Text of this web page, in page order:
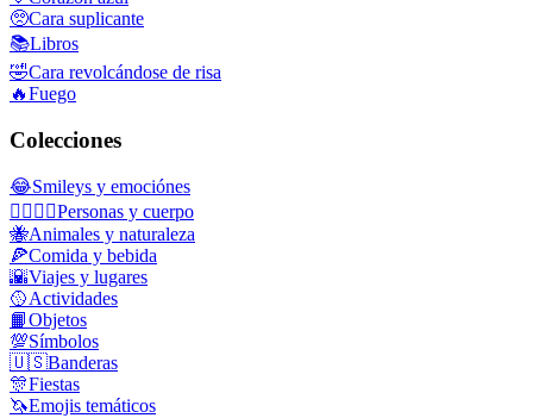
🥺Cara suplicante
📚Libros
🤣Cara revolcándose de risa
🔥Fuego
Colecciones
😂Smileys y emociónes
👩‍❤️‍💋‍👨Personas y cuerpo
🐝Animales y naturaleza
🍕Comida y bebida
🌇Viajes y lugares
🥎Actividades
📙Objetos
💯Símbolos
🇺🇸Banderas
🎊Fiestas
🦄Emojis temáticos